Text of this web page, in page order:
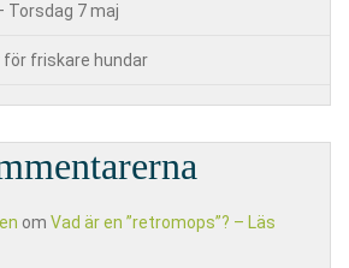
Torsdag 7 maj
för friskare hundar
om Vad är en ”retromops”? – Läs